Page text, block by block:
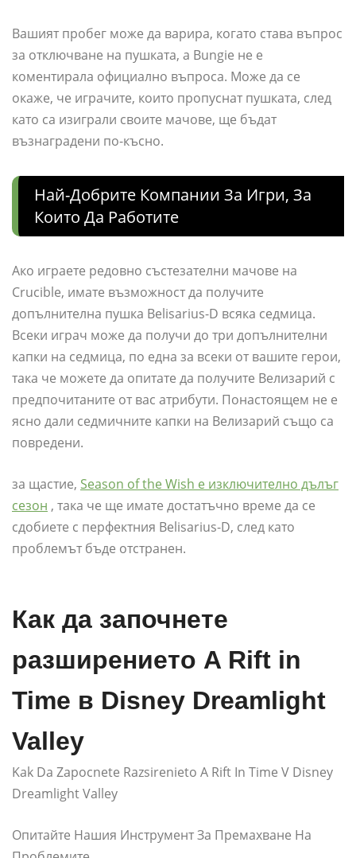
Вашият пробег може да варира, когато става въпрос
за отключване на пушката, а Bungie не е
коментирала официално въпроса. Може да се
окаже, че играчите, които пропуснат пушката, след
като са изиграли своите мачове, ще бъдат
възнаградени по-късно.
Най-Добрите Компании За Игри, За
Които Да Работите
Ако играете редовно състезателни мачове на
Crucible, имате възможност да получите
допълнителна пушка Belisarius-D всяка седмица.
Всеки играч може да получи до три допълнителни
капки на седмица, по една за всеки от вашите герои,
така че можете да опитате да получите Велизарий с
предпочитаните от вас атрибути. Понастоящем не е
ясно дали седмичните капки на Велизарий също са
повредени.
за щастие, Season of the Wish е изключително дълъг
сезон , така че ще имате достатъчно време да се
сдобиете с перфектния Belisarius-D, след като
проблемът бъде отстранен.
Как да започнете
разширението A Rift in
Time в Disney Dreamlight
Valley
Kak Da Zapocnete Razsirenieto A Rift In Time V Disney
Dreamlight Valley
Опитайте Нашия Инструмент За Премахване На